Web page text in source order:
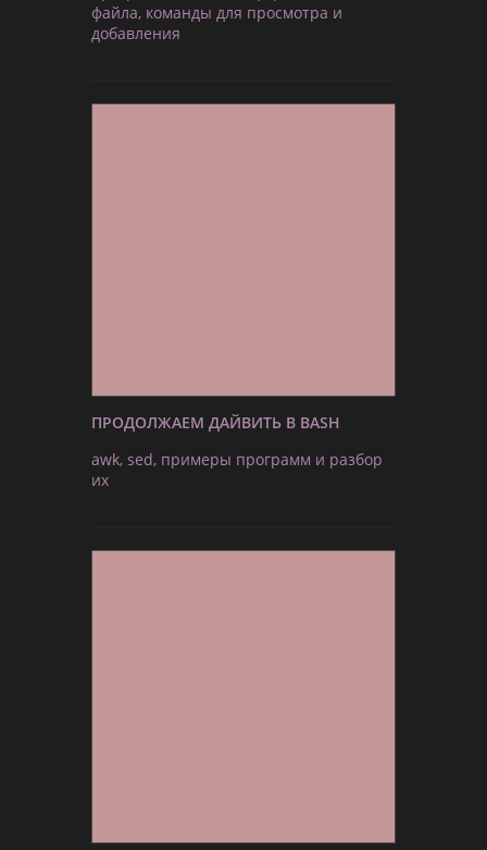
файла, команды для просмотра и
добавления
ПРОДОЛЖАЕМ ДАЙВИТЬ В BASH
awk, sed, примеры программ и разбор
их